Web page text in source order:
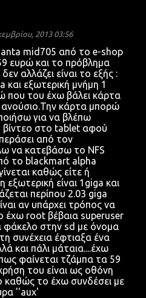
2013 03:56
mid705 από το e-shop
ευρώ και το πρόβλημα
αλλάζει είναι το εξής :
και εξωτερική μνήμη 1
που του έχω βάλει κάρτα
ανούσιο.Την κάρτα μπορώ
για να βλέπω
στο tablet αφού
από τον
να κατεβάσω το NFS
το blackmart alpha
καθώς είτε ή
εξωτερική είναι 1giga και
περίπου 2.03 giga
αν υπάρχει τρόπος να
έχω root βέβαια superuser
φάκελο στην sd με όνομα
συνέχεια έφτιαξα ένα
και πάλι μάταια....έχω
φαίνεται τζάμπα τα 59
του είναι ως οθόνη
καθώς το έχω συνδέσει με
''aux'